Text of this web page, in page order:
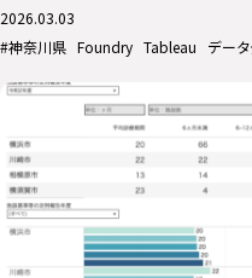
2026.03.03
#神奈川県 Foundry Tableau デー